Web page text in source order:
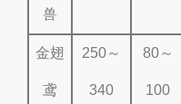
兽
金翅
鸢
250～
340
80～
100